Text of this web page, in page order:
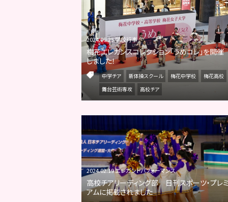
2024.09.25 学校行事
梅花エレガンスコレクション「うめコレ」を開催
しました！
中学チア 新体操スクール 梅花中学校
梅花高校
舞台芸術専攻
高校チア
2024.02.19 エレガントパフォーマンス
高校チアリーディング部 日刊スポーツ・プレ
アムに掲載されました